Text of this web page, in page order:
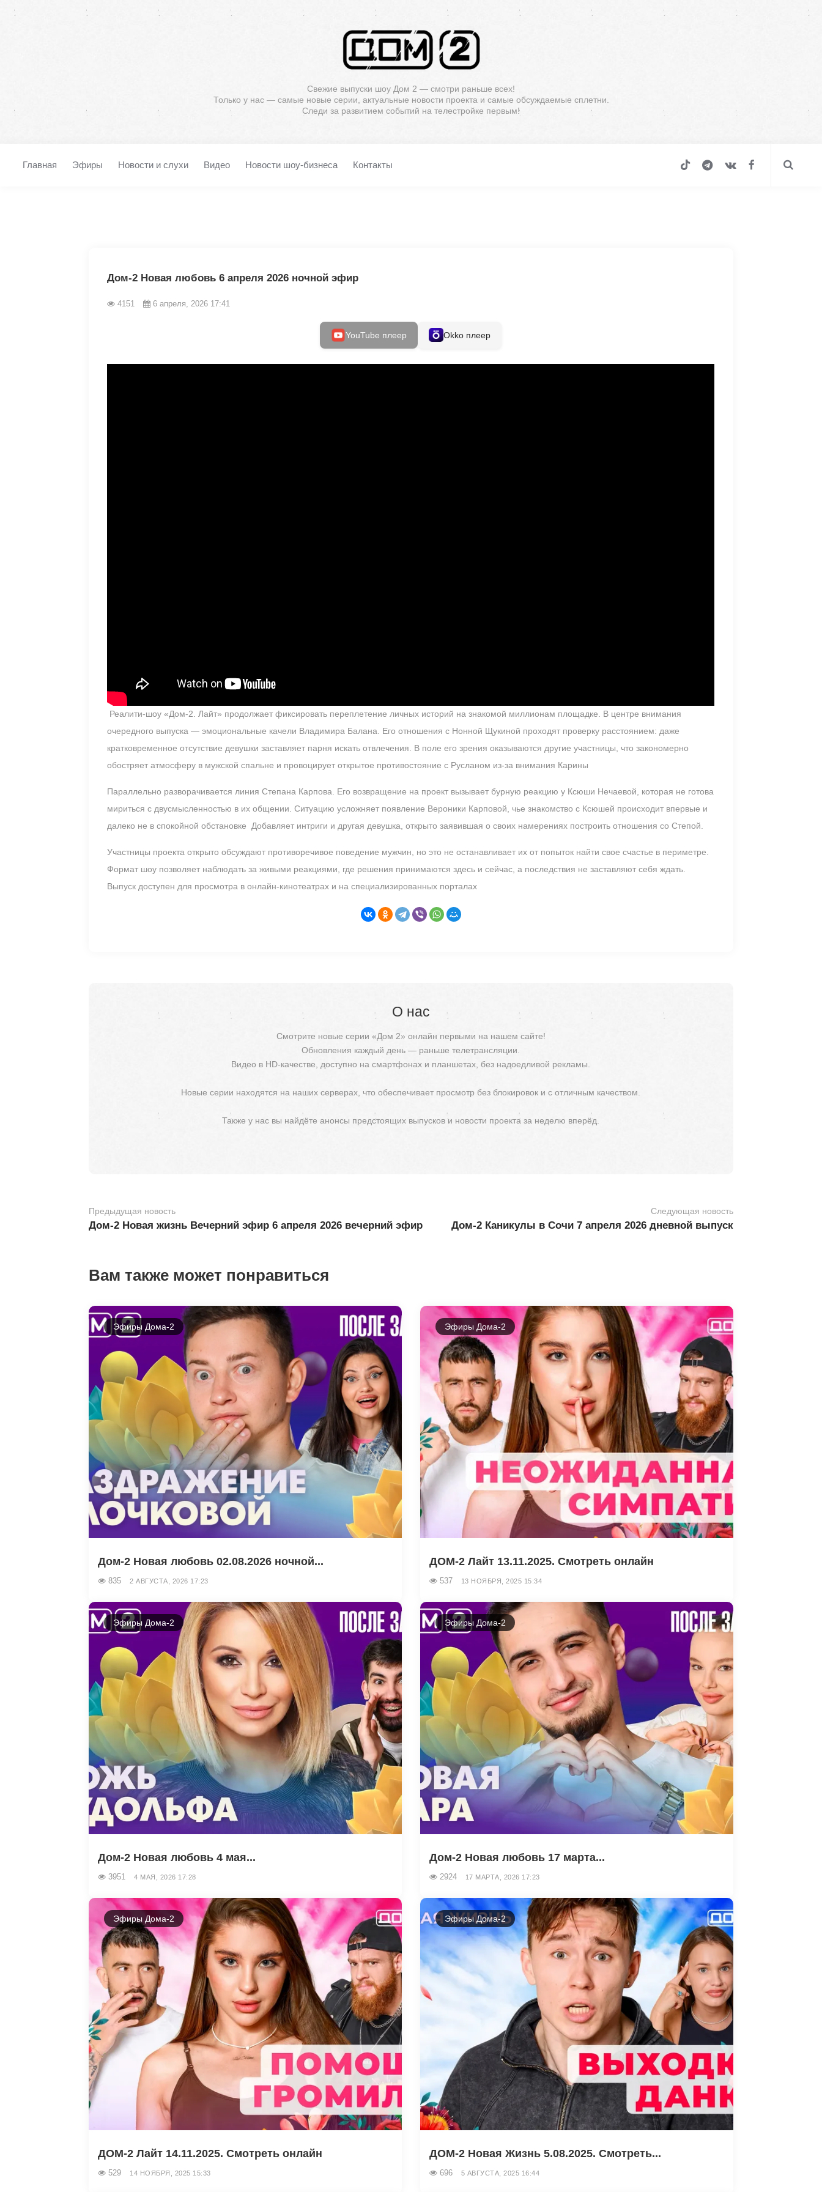
Свежие выпуски шоу Дом 2 — смотри раньше всех!
Только у нас — самые новые серии, актуальные новости проекта и самые обсуждаемые сплетни.
Следи за развитием событий на телестройке первым!
Главная Эфиры Новости и слухи Видео Новости шоу-бизнеса Контакты
Дом-2 Новая любовь 6 апреля 2026 ночной эфир
4151 6 апреля, 2026 17:41
YouTube плеер Okko плеер
Реалити-шоу «Дом-2. Лайт» продолжает фиксировать переплетение личных историй на знакомой миллионам площадке. В центре внимания
очередного выпуска — эмоциональные качели Владимира Балана. Его отношения с Нонной Щукиной проходят проверку расстоянием: даже
кратковременное отсутствие девушки заставляет парня искать отвлечения. В поле его зрения оказываются другие участницы, что закономерно
обостряет атмосферу в мужской спальне и провоцирует открытое противостояние с Русланом из-за внимания Карины
Параллельно разворачивается линия Степана Карпова. Его возвращение на проект вызывает бурную реакцию у Ксюши Нечаевой, которая не готова
мириться с двусмысленностью в их общении. Ситуацию усложняет появление Вероники Карповой, чье знакомство с Ксюшей происходит впервые и
далеко не в спокойной обстановке Добавляет интриги и другая девушка, открыто заявившая о своих намерениях построить отношения со Степой.
Участницы проекта открыто обсуждают противоречивое поведение мужчин, но это не останавливает их от попыток найти свое счастье в периметре.
Формат шоу позволяет наблюдать за живыми реакциями, где решения принимаются здесь и сейчас, а последствия не заставляют себя ждать.
Выпуск доступен для просмотра в онлайн-кинотеатрах и на специализированных порталах
О нас
Смотрите новые серии «Дом 2» онлайн первыми на нашем сайте!
Обновления каждый день — раньше телетрансляции.
Видео в HD-качестве, доступно на смартфонах и планшетах, без надоедливой рекламы.
Новые серии находятся на наших серверах, что обеспечивает просмотр без блокировок и с отличным качеством.
Также у нас вы найдёте анонсы предстоящих выпусков и новости проекта за неделю вперёд.
Предыдущая новость
Дом-2 Новая жизнь Вечерний эфир 6 апреля 2026 вечерний эфир
Следующая новость
Дом-2 Каникулы в Сочи 7 апреля 2026 дневной выпуск
Вам также может понравиться
Эфиры Дома-2
Дом-2 Новая любовь 02.08.2026 ночной...
835 2 АВГУСТА, 2026 17:23
Эфиры Дома-2
ДОМ-2 Лайт 13.11.2025. Смотреть онлайн
537 13 НОЯБРЯ, 2025 15:34
Эфиры Дома-2
Дом-2 Новая любовь 4 мая...
3951 4 МАЯ, 2026 17:28
Эфиры Дома-2
Дом-2 Новая любовь 17 марта...
2924 17 МАРТА, 2026 17:23
Эфиры Дома-2
ДОМ-2 Лайт 14.11.2025. Смотреть онлайн
529 14 НОЯБРЯ, 2025 15:33
Эфиры Дома-2
ДОМ-2 Новая Жизнь 5.08.2025. Смотреть...
696 5 АВГУСТА, 2025 16:44